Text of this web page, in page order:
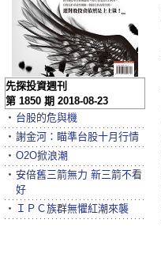
先探投資週刊
第 1850 期 2018-08-23
‧ 台股的危與機
‧ 謝金河：瞄準台股十月行情
‧ O2O掀浪潮
‧ 安倍舊三箭無力 新三箭不看
好
‧ ＩＰＣ族群無懼紅潮來襲